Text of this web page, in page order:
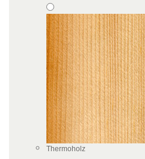
Thermoholz